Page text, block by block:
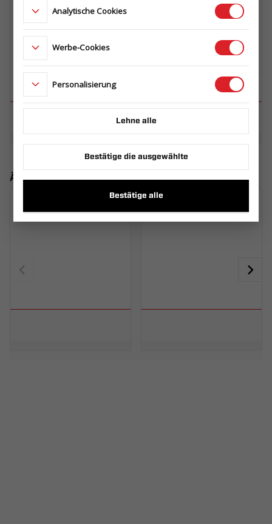
Ähnliche Produkte
Analytische Cookies
Werbe-Cookies
Personalisierung
Lehne alle
Bestätige die ausgewählte
Bestätige alle